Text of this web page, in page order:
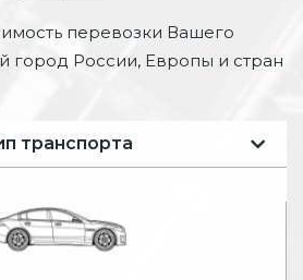
перевозки Вашего
город России, Европы и стран
транспорта